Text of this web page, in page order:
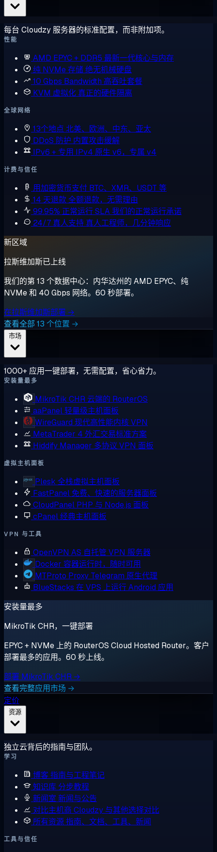
每台 Cloudzy 服务器的标准配置，而非附加项。
性能
AMD EPYC + DDR5 最新一代核心与内存
纯 NVMe 存储绝无机械硬盘
10 Gbps Bandwidth 高吞吐套餐
KVM 虚拟化 真正的硬件隔离
全球网络
13个地点 北美、欧洲、中东、亚太
DDoS 防护 内置攻击缓解
IPv6 + 专用 IPv4 原生 v6，专属 v4
计费与信任
用加密货币支付 BTC、XMR、USDT 等
14 天退款全额退款，无需理由
99.95% 正常运行 SLA我们的正常运行承诺
24/7 真人支持 真人工程师，几分钟响应
新区域
拉斯维加斯已上线
我们的第 13 个数据中心：内华达州的 AMD EPYC、纯
NVMe 和 40 Gbps 网络。60 秒部署。
在拉斯维加斯部署 →
查看全部 13 个位置 →
1000+ 应用一键部署，无需配置，省心省力。
安装量最多
MikroTik CHR 云端的 RouterOS
aaPanel轻量级主机面板
WireGuard 现代高性能内核 VPN
MetaTrader 4 外汇交易标准方案
Hiddify Manager 多协议 VPN 面板
虚拟主机面板
Plesk 全栈虚拟主机面板
FastPanel 免费、快速的服务器面板
CloudPanel PHP 与 Node.js 面板
cPanel经典主机面板
VPN 与工具
OpenVPN AS 自托管 VPN 服务器
Docker 容器运行时，随时可用
MTProto Proxy Telegram 原生代理
BlueStacks 在 VPS 上运行 Android 应用
安装量最多
MikroTik CHR，一键部署
EPYC + NVMe 上的 RouterOS Cloud Hosted Router。客户
部署最多的应用。60 秒上线。
部署 MikroTik CHR →
查看完整应用市场 →
定价
独立云背后的指南与团队。
学习
博客指南与工程笔记
知识库 分步教程
新闻室 新闻与公告
对比主机商 Cloudzy 与其他选择对比
所有资源指南、文档、工具、新闻
工具与信任